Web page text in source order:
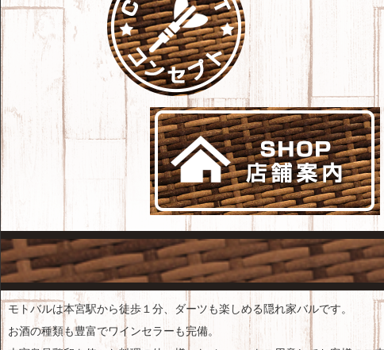
モトバルは本宮駅から徒歩１分、ダーツも楽しめる隠れ家バルです。
お酒の種類も豊富でワインセラーも完備。